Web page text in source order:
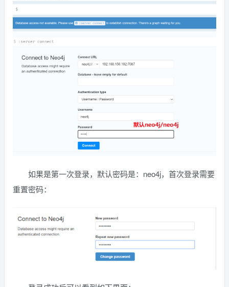
如果是第一次登录，默认密码是：neo4j，首次登录需要
重置密码：